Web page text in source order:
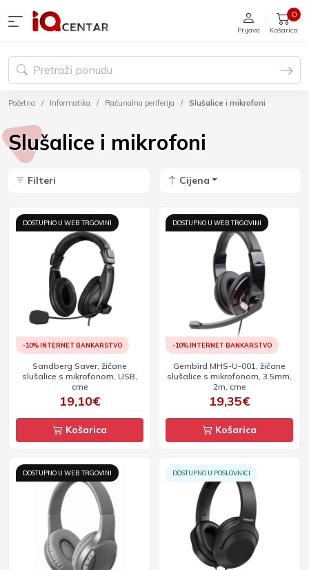
Prijava Košarica
0
Početna Informatika Računalna periferija Slušalice i mikrofoni
Slušalice i mikrofoni
Filteri Cijena
DOSTUPNO U WEB TRGOVINI
-10% INTERNET BANKARSTVO
Sandberg Saver, žičane
slušalice s mikrofonom, USB,
crne
19,10€
Košarica
DOSTUPNO U WEB TRGOVINI
-10% INTERNET BANKARSTVO
Gembird MHS-U-001, žičane
slušalice s mikrofonom, 3.5mm,
2m, crne
19,35€
Košarica
DOSTUPNO U WEB TRGOVINI DOSTUPNO U POSLOVNICI